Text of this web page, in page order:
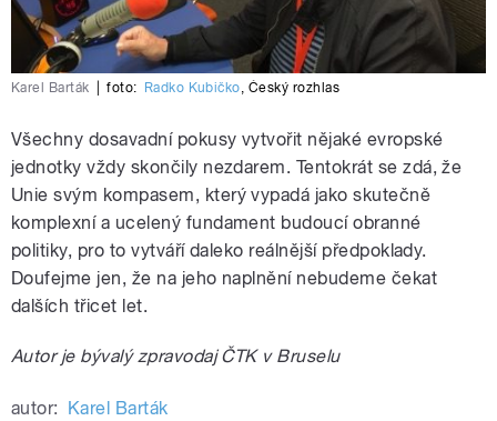
Karel Barták foto: Radko Kubičko, Český rozhlas
Všechny dosavadní pokusy vytvořit nějaké evropské
jednotky vždy skončily nezdarem. Tentokrát se zdá, že
Unie svým kompasem, který vypadá jako skutečně
komplexní a ucelený fundament budoucí obranné
politiky, pro to vytváří daleko reálnější předpoklady.
Doufejme jen, že na jeho naplnění nebudeme čekat
dalších třicet let.
Autor je bývalý zpravodaj ČTK v Bruselu
autor: Karel Barták